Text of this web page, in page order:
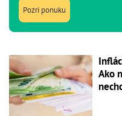
Pozri ponuku
Ako